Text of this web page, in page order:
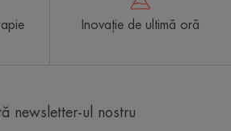
Inovație de ultimă oră
newsletter-ul nostru